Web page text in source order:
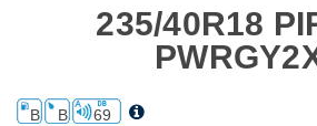
235/40R18
B B 69